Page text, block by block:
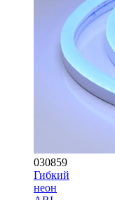
030859
Гибкий
неон